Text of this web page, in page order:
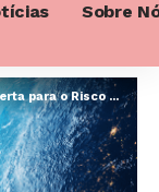
Sobre
do Asteroide 2024 YR4 Colidir com a Terra em 2032